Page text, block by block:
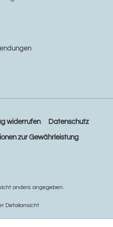
widerrufen Datenschutz
zur Gewährleistung
anders angegeben.
Detailansicht